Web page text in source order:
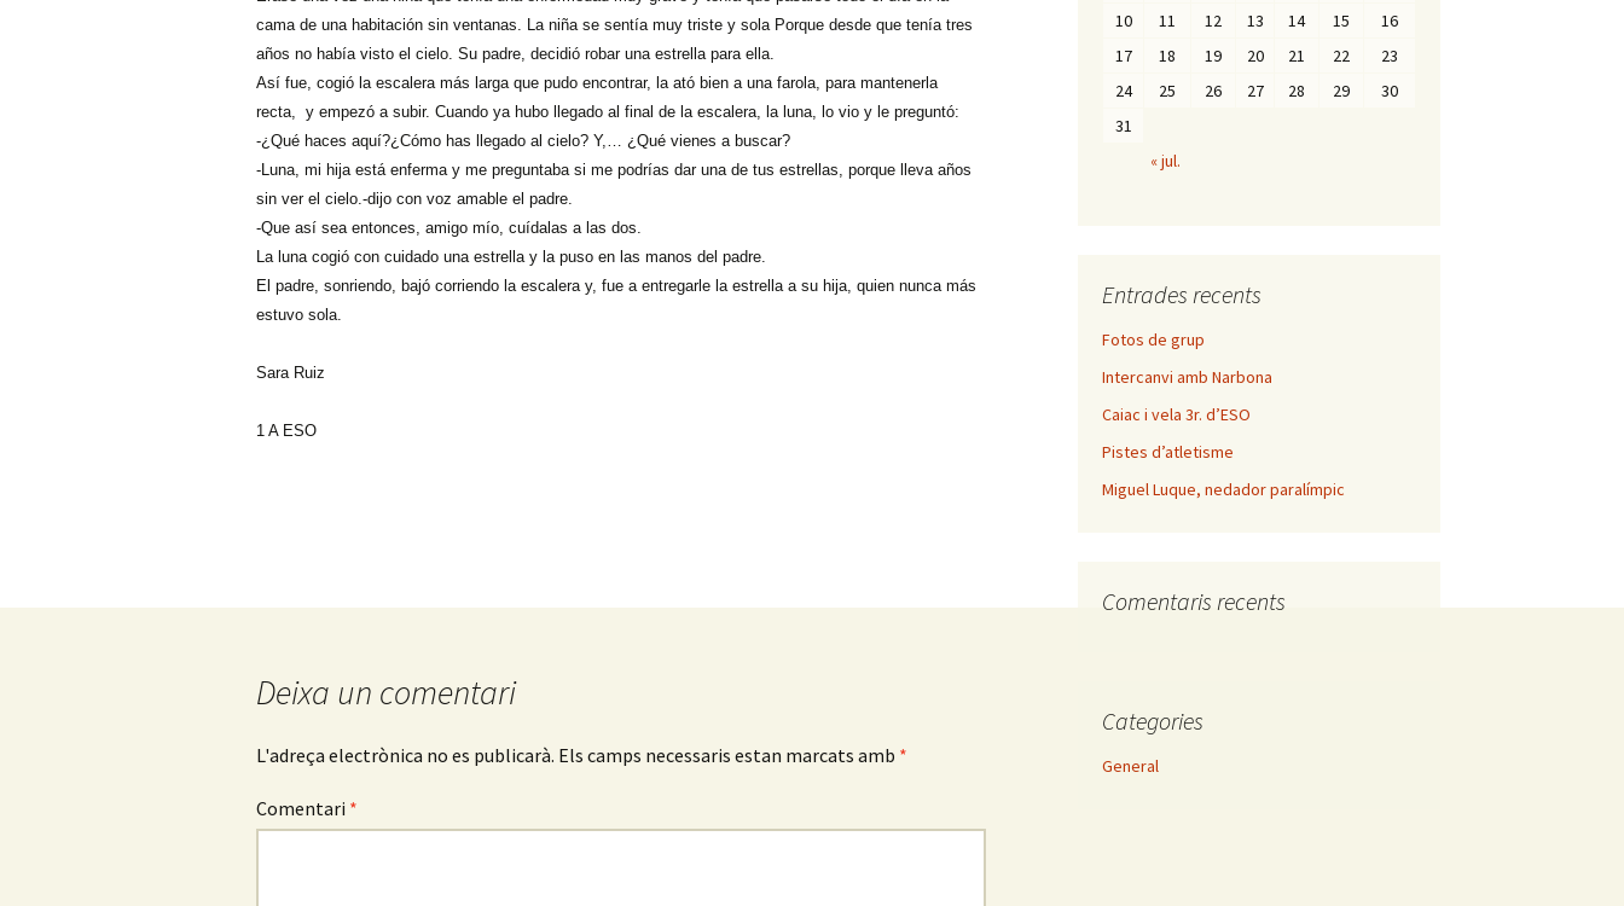
Amor imposible
Ella lo mató
Cuentos de princesas
Un cuento de misterio
Descripciones y diálogos
Narracions de terror
Ràdio
Més llegendes de Mollet
Música
Taller de llengües Les vostres
recomanacions de lectura
Tecnologia
Robolot 2014
Visual i plàstica Màscares
Joves sense fum
cama de una habitación sin ventanas. La niña se sentía muy triste y sola Porque desde que tenía tres
años no había visto el cielo. Su padre, decidió robar una estrella para ella.
Así fue, cogió la escalera más larga que pudo encontrar, la ató bien a una farola, para mantenerla
recta, y empezó a subir. Cuando ya hubo llegado al final de la escalera, la luna, lo vio y le preguntó:
-¿Qué haces aquí?¿Cómo has llegado al cielo? Y,… ¿Qué vienes a buscar?
-Luna, mi hija está enferma y me preguntaba si me podrías dar una de tus estrellas, porque lleva años
sin ver el cielo.-dijo con voz amable el padre.
-Que así sea entonces, amigo mío, cuídalas a las dos.
La luna cogió con cuidado una estrella y la puso en las manos del padre.
El padre, sonriendo, bajó corriendo la escalera y, fue a entregarle la estrella a su hija, quien nunca más
estuvo sola.
Sara Ruiz
1 A ESO
Deixa un comentari
L'adreça electrònica no es publicarà. Els camps necessaris estan marcats amb *
Comentari *
10
11 12 13 14 15
16
17
18 19 20 21 22
23
24
25 26 27 28 29
30
31
« jul.
Entrades recents
Fotos de grup
Intercanvi amb Narbona
Caiac i vela 3r. d’ESO
Pistes d’atletisme
Miguel Luque, nedador paralímpic
Comentaris recents
Categories
General